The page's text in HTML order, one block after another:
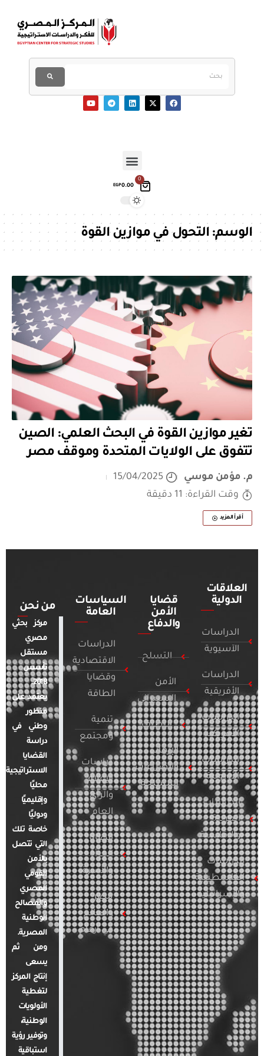
0
EGP0.00
الوسم:التحول في موازين القوة
تغير موازين القوة في البحث العلمي: الصين
تتفوق على الولايات المتحدة وموقف مصر
م. مؤمن موسي
15/04/2025
وقت القراءة: 11 دقيقة
أقرأ المزيد
العلاقات
الدولية
الدراسات
الآسيوية
الدراسات
الأفريقية
الدراسات
الأمريكية
الدراسات
الأوروبية
الدراسات
العربية
والإقليمية
الدراسات
الفلسطينية
والإسرائيلية
قضايا
الأمن
والدفاع
التسلح
الأمن
السيبراني
التطرف
الإرهاب
والصراعات
المسلحة
السياسات
العامة
الدراسات
الاقتصادية
وقضايا
الطاقة
تنمية
ومجتمع
دراسات
الإعلام
والرأي
العام
قضايا
المرأة
والأسرة
مصر
والعالم
في أرقام
من نحن
مركز بحثي
مصري
مستقل
تأسس
2018.
يعتمد على
منظور
وطني في
دراسة
القضايا
الاستراتيجية
محليًا
وإقليميًا
ودوليًا
خاصة تلك
التي تتصل
بالأمن
القومي
المصري
والمصالح
الوطنية
المصرية.
ومن ثم
يسعى
إنتاج المركز
لتغطية
الأولويات
الوطنية،
وتوفير رؤية
استباقية